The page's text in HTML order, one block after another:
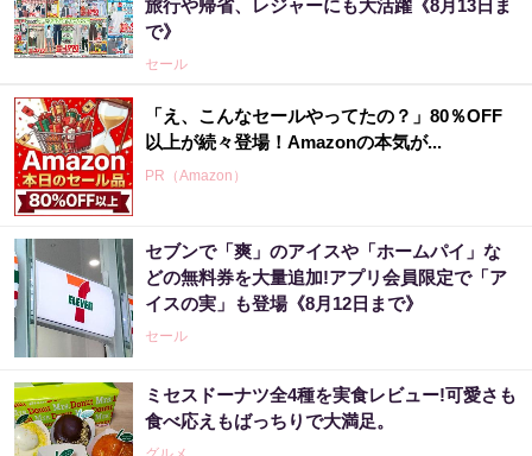
旅行や帰省、レジャーにも大活躍《8月13日ま
で》
セール
「え、こんなセールやってたの？」80％OFF
以上が続々登場！Amazonの本気が...
PR（Amazon）
セブンで「爽」のアイスや「ホームパイ」な
どの無料券を大量追加!アプリ会員限定で「ア
イスの実」も登場《8月12日まで》
セール
ミセスドーナツ全4種を実食レビュー!可愛さも
食べ応えもばっちりで大満足。